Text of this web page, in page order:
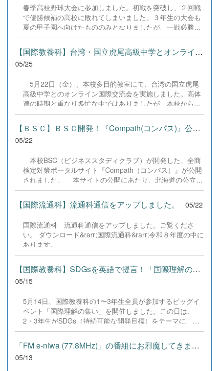
highschool-bsc.netlify.app/ 検定対策アプリの学習効果と利
用実態に関するアンケート【生徒用】
https://docs.google.com/forms/d/e/1FAIpQLSd7HagNTV-
【教員用】
https://docs.google.com/forms/d/e/1FAIpQLSeRPnWhmZ2-
春季高校野球大会に参加しました。初戦を突破し、２回戦
で優勝候補の高校に敗れてしまいました。３年生の大会も
夏の甲子園へ向けたもののみとなりましたが、一戦必勝で
頑張っていきます
【国際教養科】台湾・国立虎尾高級中学とオンライン交流会を開催！
05/25
5月22日（金）、本校多目的教室にて、台湾の国立虎尾
高級中学とのオンライン国際交流会を実施しました。高体
連の時期と重なり多忙な中ではありましたが、本校から27
名、虎尾高級中学から31名の生徒が参加し、モニター越し
に熱い絆を育みました。 交流会は、本校の中川校長によ
る英語のスピーチと１年３組渕上君による中国語と英語を
交えた挨拶のスピーチで幕を開けました。続くプレゼンテ
表を行いました。台湾側からは地域の文化遺産や、かつて
の製糖工場など日本にゆかりのある名所の紹介があり、本
校生徒は熱心に聞き入っていました。千歳高校からは、日
本のアニメや四季折々のイベントなど、日本の魅力を伝え
る7つのテーマを披露。リハーサルでは不安げだった生徒
たちも、本番ではしっかりと準備の成果を発揮し、美しい
発音で堂々と想いを届けることができました。 その後、
Zoomのブレークアウトルーム機能を用いた小グループ交
流へ。音声トラブルを乗り越え、好きな漫画や歌手の話題
で盛り上がる生徒たちの顔には、自然と笑顔がこぼれてい
影を行い、...
【ＢＳＣ】ＢＳＣ開発！『Compath(コンパス)』公開！
05/22
本校BSC（ビジネススタディクラブ）が開発した、全商
検定対策ポータルサイト『Compath（コンパス）』が公開
されました。 本サイトの公開にあたり、北海道の公立高
校をはじめ、本州以南の商業高校など、全国750校以上の
学校へ郵送にて案内ポスターが配布されました。 このポ
ータルサイトからは、全商検定の9つの試験対策に活用で
れまでに開発したアプリは計180本というボリュームを誇
ります。今回、これらを広く一般に公開し、利用者の皆様
からアンケートを回収・集計することで、アプリのさらな
る改善や、より実用的な機能の追加へと繋げていく予定で
す。 集まったアンケートをもとに「今、本当に必要とさ
れている検定対策はどのようなものか」を分析し、特にニ
テンツの内容をより濃密に、実戦的にアップグレードする
ための指標として活用します。 また、本サイトのアプリ
は「オープンソース」として公開しているため、本校の生
徒はもちろん、他校の生徒とのコラボレーション（共同開
た」「...
【国際流通科】流通科通信をアップしました。 05/22
国際流通科 流通科通信をアップしました。ご覧くださ
い。 ダウンロード&rarr;国際流通科&rarr;令和８年度の中に
あります。
【国際教養科】SDGsを英語で提言！「国際理解の集い」を開催
05/15
5月14日、国際教養科の1〜3年生全員が参加するビッグイ
ベント「国際理解の集い」を開催しました。この日は、
2・3年生がSDGs（持続可能な開発目標）をテーマに、お
よそ2ヶ月半かけて準備してきた英語プレゼンテーション
の集大成を披露する日です。 生徒たちはSDGsの17の目標
から自らテーマを設定。「自分が社会を変える担い手であ
る」という強い当事者意識を持ち、海洋プラスチックごみ
「FM e-niwa (77.8MHz)」の番組にお邪魔してきました！
05/13